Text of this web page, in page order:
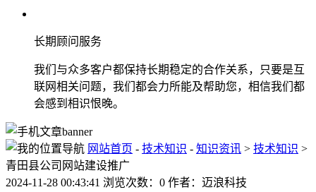
长期顾问服务
我们与众多客户都保持长期稳定的合作关系，只要是互
联网相关问题，我们都会力所能及帮助您，相信我们都
会感到相识恨晚。
网站首页 - 技术知识 - 知识资讯 > 技术知识 >
青田县公司网站建设推广
2024-11-28 00:43:41 浏览次数：0 作者：迈浪科技